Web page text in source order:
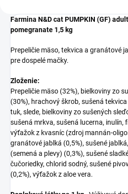
Farmina N&D cat PUMPKIN (GF)
pomegranate 1,5 kg
Prepeličie mäso, tekvica a granátové
pre dospelé mačky.
Zloženie:
Prepeličie mäso (32%), bielkoviny zo
(30%), hrachový škrob, sušená
tuk, slede, bielkoviny zo sušených
sušená mrkva, sušená lucerna, inulín,
výťažok z kvasníc (zdroj mannán-
granátové jablká (0,5%), sušené
(semená a plevy) (0,3%), sušené
čučoriedky, chlorid sodný, sušené
(0,2%), výťažok z aloe vera.